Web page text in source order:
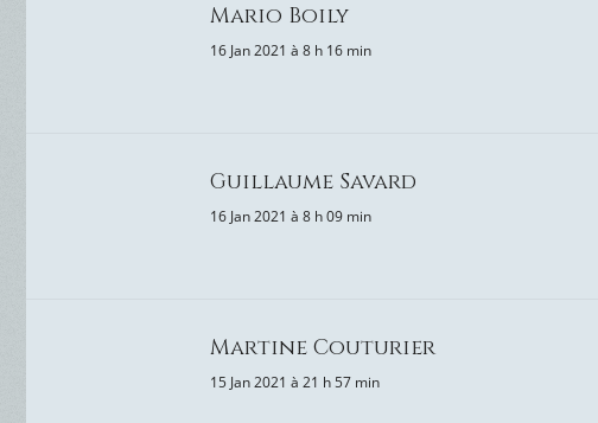
Mario Boily
16 Jan 2021 à 8 h 16 min
Guillaume Savard
16 Jan 2021 à 8 h 09 min
Martine Couturier
15 Jan 2021 à 21 h 57 min